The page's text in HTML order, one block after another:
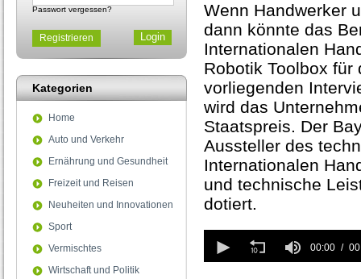
Passwort vergessen?
Registrieren
Kategorien
Home
Auto und Verkehr
Ernährung und Gesundheit
Freizeit und Reisen
Neuheiten und Innovationen
Sport
Vermischtes
Wirtschaft und Politik
Wenn Handwerker
dann könnte das
Internationalen
Robotik Toolbox für
vorliegenden
wird das
Staatspreis. Der
Aussteller des
Internationalen
und technische
dotiert.
seconds
of
00:00